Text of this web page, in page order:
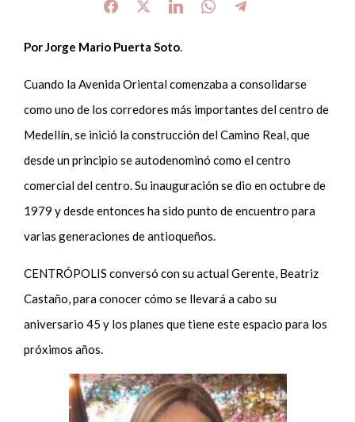
Por Jorge Mario Puerta Soto.
Cuando la Avenida Oriental comenzaba a consolidarse
como uno de los corredores más importantes del centro de
Medellín, se inició la construcción del Camino Real, que
desde un principio se autodenominó como el centro
comercial del centro. Su inauguración se dio en octubre de
1979 y desde entonces ha sido punto de encuentro para
varias generaciones de antioqueños.
CENTRÓPOLIS conversó con su actual Gerente, Beatriz
Castaño, para conocer cómo se llevará a cabo su
aniversario 45 y los planes que tiene este espacio para los
próximos años.